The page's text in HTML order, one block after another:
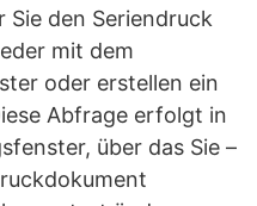
den Seriendruck
mit dem
oder erstellen ein
Abfrage erfolgt in
über das Sie –